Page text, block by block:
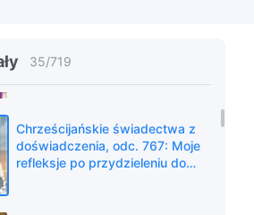
35/719
martwię się już o pracę mojego
syna
Chrześcijańskie świadectwa z
doświadczenia, odc. 767: Moje
refleksje po przydzieleniu do